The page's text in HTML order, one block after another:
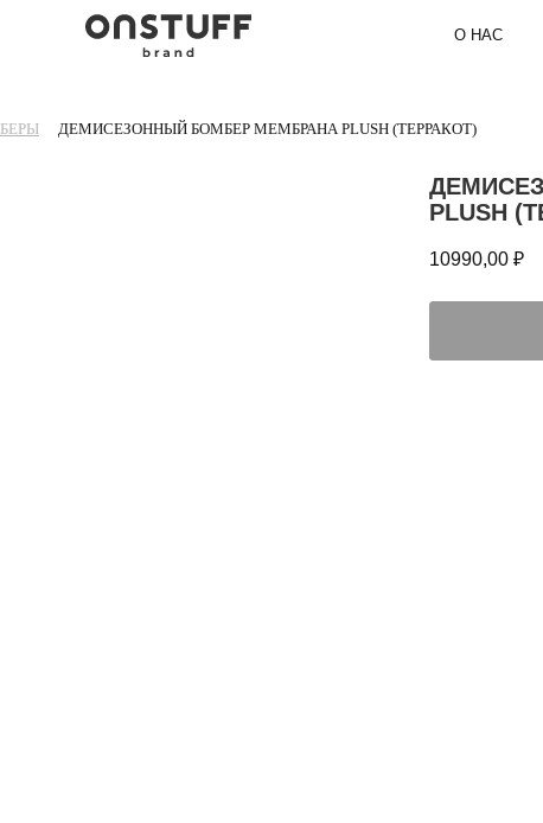
О НАС
ДЕМИСЕЗОННЫЙ БОМБЕР МЕМБРАНА PLUSH (ТЕРРАКОТ)
PLUSH
10990,00 ₽